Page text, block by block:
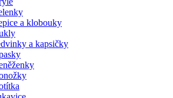
a klobouky
a kapsičky